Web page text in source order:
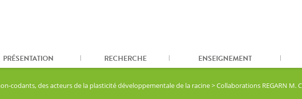
PRÉSENTATION RECHERCHE ENSEIGNEMENT
codants, des acteurs de la plasticité développementale de la racine>Collaborations REGARN M.